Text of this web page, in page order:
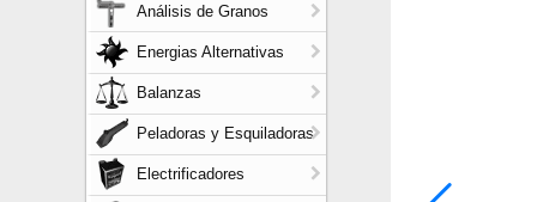
Análisis de Granos
Energias Alternativas
Balanzas
Peladoras y Esquiladoras
Electrificadores